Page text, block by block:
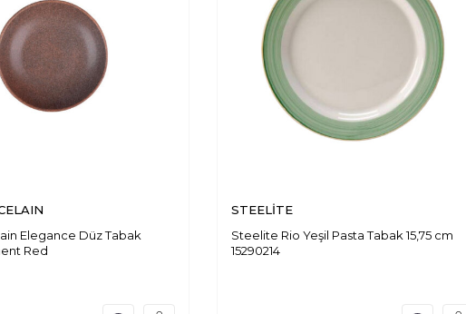
Elegance Düz Tabak
Red
STEELİTE
Steelite Rio Yeşil Pasta Tabak 15,75 cm
15290214